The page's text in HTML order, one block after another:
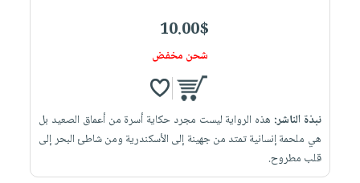
10.00$
شحن مخفض
نبذة الناشر: هذه الرواية ليست مجرد حكاية أسرة من أعماق الصعيد بل
هي ملحمة إنسانية تمتد من جهينة إلى الأسكندرية ومن شاطئ البحر إلى
قلب مطروح.